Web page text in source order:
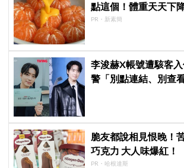
點這個！體重天天下
PR・新素簡
李浚赫X帳號遭駭客
警「別點連結、別查
脆友都說相見恨晚！
巧克力 大人味爆紅！
PR・哈根達斯